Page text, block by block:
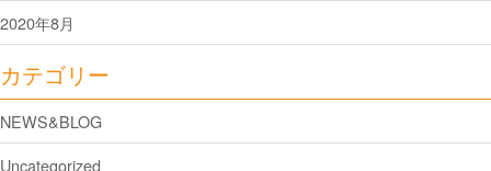
2020年8月
カテゴリー
NEWS&BLOG
Uncategorized